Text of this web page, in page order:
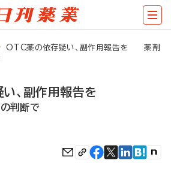
OTC薬の依存疑い、副作用報告を 薬剤
、副作用報告を
判断で